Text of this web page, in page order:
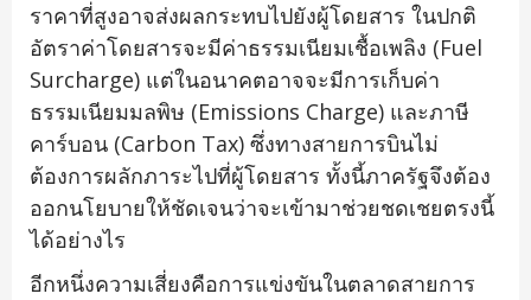
ราคาที่สูงอาจส่งผลกระทบไปยังผู้โดยสาร ในปกติ
อัตราค่าโดยสารจะมีค่าธรรมเนียมเชื้อเพลิง (Fuel
Surcharge) แต่ในอนาคตอาจจะมีการเก็บค่า
ธรรมเนียมมลพิษ (Emissions Charge) และภาษี
คาร์บอน (Carbon Tax) ซึ่งทางสายการบินไม่
ต้องการผลักภาระไปที่ผู้โดยสาร ทั้งนี้ภาครัฐจึงต้อง
ออกนโยบายให้ชัดเจนว่าจะเข้ามาช่วยชดเชยตรงนี้
ได้อย่างไร
อีกหนึ่งความเสี่ยงคือการแข่งขันในตลาดสายการ